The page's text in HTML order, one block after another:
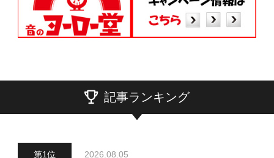
記事ランキング
2026.08.05